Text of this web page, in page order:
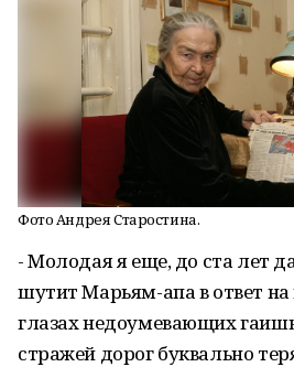
Фото Андрея Старостина.
- Молодая я еще, до ста лет
шутит Марьям-апа в ответ на
глазах недоумевающих
стражей дорог буквально